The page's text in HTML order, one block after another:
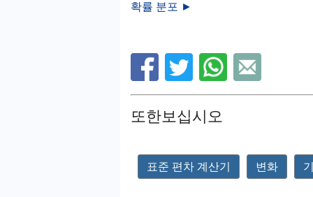
확률 분포 ►
또한보십시오
표준 편차 계산기 변화